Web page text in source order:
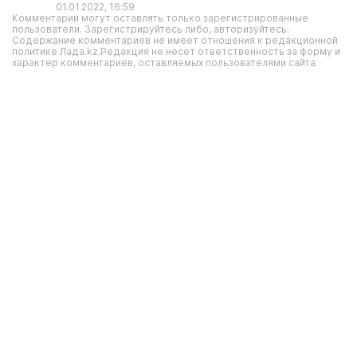
01.01.2022, 16:59
Комментарии могут оставлять только зарегистрированные
пользователи. Зарегистрируйтесь либо, авторизуйтесь.
Содержание комментариев не имеет отношения к редакционной
политике Лада.kz.Редакция не несет ответственность за форму и
характер комментариев, оставляемых пользователями сайта.